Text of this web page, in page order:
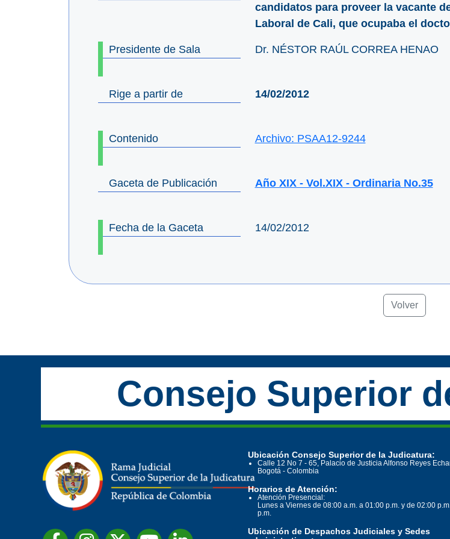
candidatos para proveer la vacante
Laboral de Cali, que ocupaba el
Presidente de Sala Dr. NÉSTOR RAÚL CORREA HENAO
Rige a partir de 14/02/2012
Contenido Archivo: PSAA12-9244
Gaceta de Publicación Año XIX - Vol.XIX - Ordinaria No.35
Fecha de la Gaceta 14/02/2012
Volver
Consejo Superior
Ubicación Consejo Superior de la Judicatura:
Calle 12 No 7 - 65, Palacio de Justicia Alfonso Reyes
Bogotá - Colombia
Horarios de Atención:
Atención Presencial:
Lunes a Viernes de 08:00 a.m. a 01:00 p.m. y de 02:00
p.m.
Ubicación de Despachos Judiciales y Sedes